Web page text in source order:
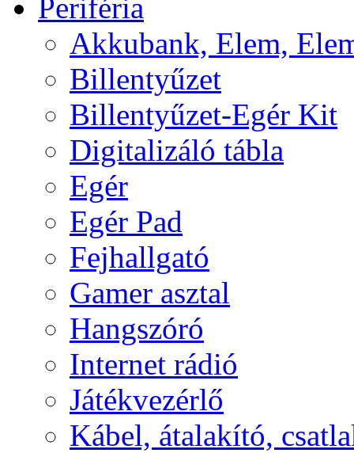
Periféria
Akkubank, Elem,
Billentyűzet
Billentyűzet-Egér Kit
Digitalizáló tábla
Egér
Egér Pad
Fejhallgató
Gamer asztal
Hangszóró
Internet rádió
Játékvezérlő
Kábel, átalakító,